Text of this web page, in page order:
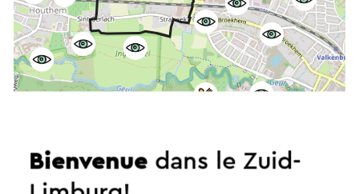
Démarrer l’itinéraire
Bienvenuedans le Zuid-